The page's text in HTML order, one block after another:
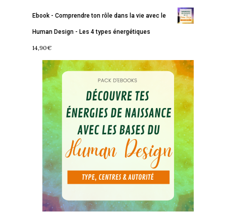
Ebook - Comprendre ton rôle dans la vie avec le
Human Design - Les 4 types énergétiques
14,90€
Accueil
Commence ici
Blog
Se découvrir
S’équilibrer
Se réaliser
Podcast
Services
Accompagnements
Boutique